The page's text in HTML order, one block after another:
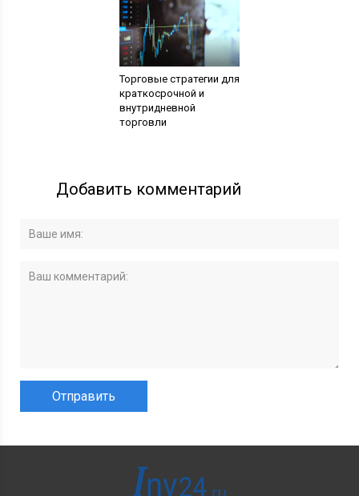
Торговые стратегии для
краткосрочной и
внутридневной
торговли
Добавить комментарий